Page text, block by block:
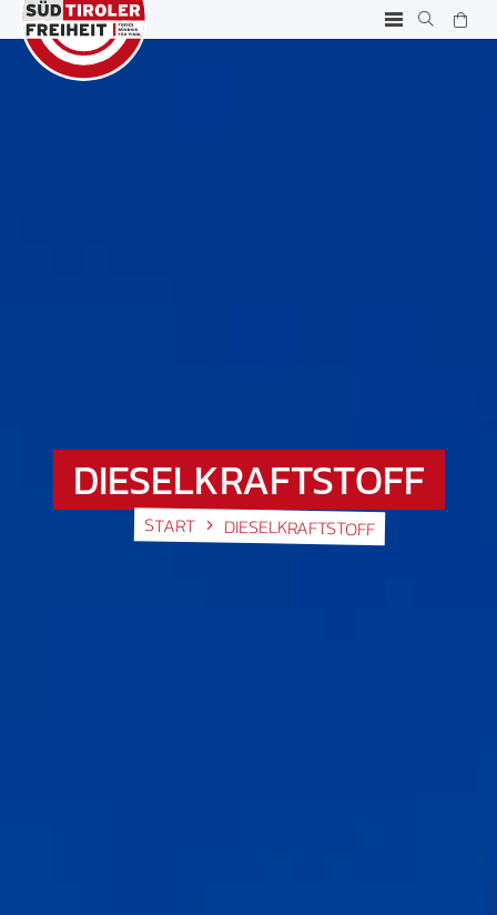
DIESELKRAFTSTOFF
START DIESELKRAFTSTOFF